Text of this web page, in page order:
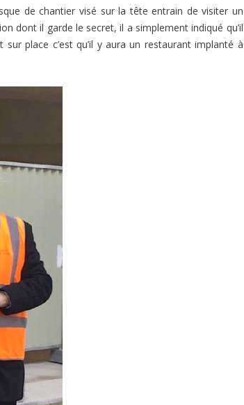
de chantier visé sur la tête entrain de visiter un
dont il garde le secret, il a simplement indiqué qu’il
place c’est qu’il y aura un restaurant implanté à